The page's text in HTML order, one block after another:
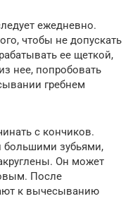
ежедневно.
чтобы не допускать
ее щеткой,
нее, попробовать
гребнем
с кончиков.
большими зубьями,
Он может
После
к вычесыванию